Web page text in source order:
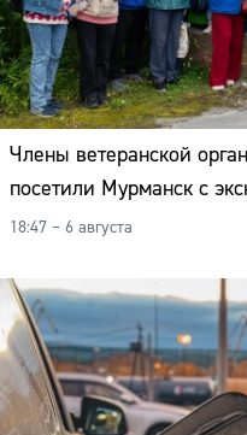
Члены ветеранской
посетили Мурманск с
18:47 – 6 августа